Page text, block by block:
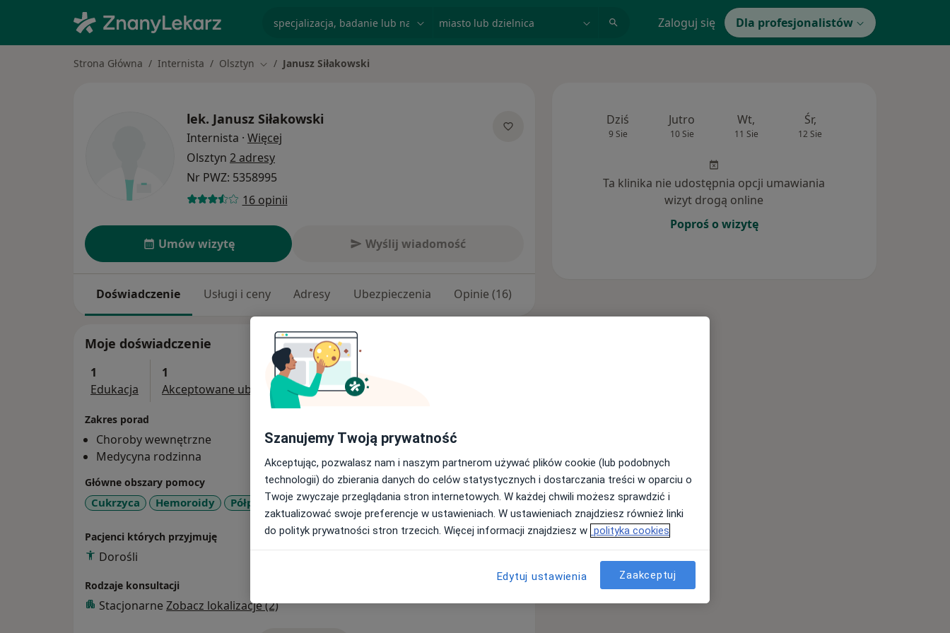
Zaloguj się Dla profesjonalistów
Strona Główna Internista Olsztyn Zmień miasto
Janusz Siłakowski
lek. Janusz Siłakowski
Internista · Więcej
Olsztyn 2 adresy
Nr PWZ: 5358995
16 opinii
Umów wizytę Wyślij wiadomość
Doświadczenie Usługi i ceny Adresy Ubezpieczenia Opinie (16)
Moje doświadczenie
1
Edukacja
1
Akceptowane ubezpieczenia
Zakres porad
Choroby wewnętrzne
Medycyna rodzinna
Główne obszary pomocy
Cukrzyca Hemoroidy Półpasiec Dna moczanowa Anemia +112a11y_sr_more_diseases
Pacjenci których przyjmuję
Dorośli
Rodzaje konsultacji
Stacjonarne Zobacz lokalizacje (2)
Dziś
9 Sie
Jutro
10 Sie
Wt,
11 Sie
Śr,
12 Sie
Ta klinika nie udostępnia opcji umawiania
wizyt drogą online
Poproś o wizytę
Szanujemy Twoją prywatność
Akceptując, pozwalasz nam i naszym partnerom używać plików cookie (lub podobnych
technologii) do zbierania danych do celów statystycznych i dostarczania treści w oparciu o
Twoje zwyczaje przeglądania stron internetowych. W każdej chwili możesz sprawdzić i
zaktualizować swoje preferencje w ustawieniach. W ustawieniach znajdziesz również linki
do polityk prywatności stron trzecich. Więcej informacji znajdziesz w polityka cookies
Edytuj ustawienia Zaakceptuj